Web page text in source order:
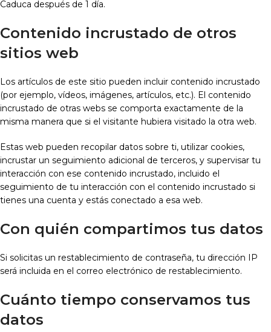
Caduca después de 1 día.
Contenido incrustado de otros
sitios web
Los artículos de este sitio pueden incluir contenido incrustado
(por ejemplo, vídeos, imágenes, artículos, etc.). El contenido
incrustado de otras webs se comporta exactamente de la
misma manera que si el visitante hubiera visitado la otra web.
Estas web pueden recopilar datos sobre ti, utilizar cookies,
incrustar un seguimiento adicional de terceros, y supervisar tu
interacción con ese contenido incrustado, incluido el
seguimiento de tu interacción con el contenido incrustado si
tienes una cuenta y estás conectado a esa web.
Con quién compartimos tus datos
Si solicitas un restablecimiento de contraseña, tu dirección IP
será incluida en el correo electrónico de restablecimiento.
Cuánto tiempo conservamos tus
datos